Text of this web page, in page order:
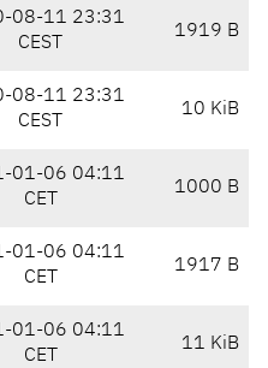
08-11 23:31
CEST
1919 B
08-11 23:31
CEST
10 KiB
01-06 04:11
CET
1000 B
01-06 04:11
CET
1917 B
01-06 04:11
CET
11 KiB